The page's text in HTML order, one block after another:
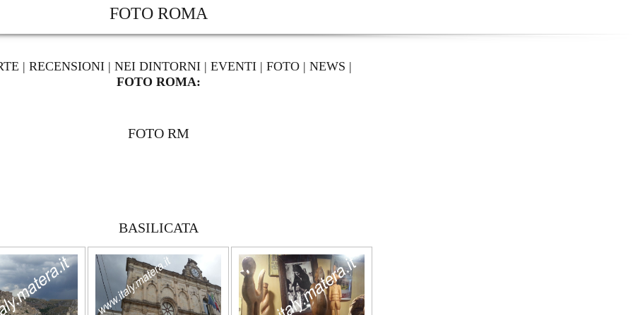
FOTO ROMA
| RECENSIONI | NEI DINTORNI | EVENTI | FOTO | NEWS |
FOTO ROMA:
FOTO RM
BASILICATA